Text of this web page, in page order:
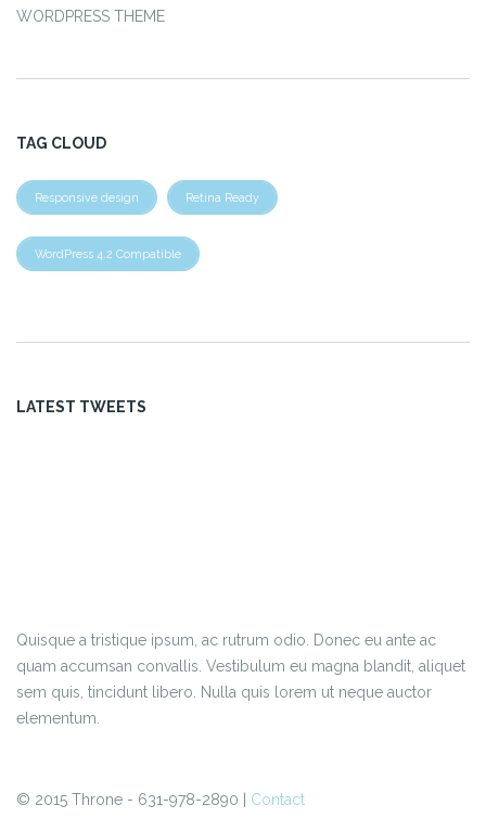
WORDPRESS THEME
TAG CLOUD
Responsive design Retina Ready
WordPress 4.2 Compatible
LATEST TWEETS
Quisque a tristique ipsum, ac rutrum odio. Donec eu ante ac
quam accumsan convallis. Vestibulum eu magna blandit, aliquet
sem quis, tincidunt libero. Nulla quis lorem ut neque auctor
elementum.
© 2015 Throne - 631-978-2890 | Contact